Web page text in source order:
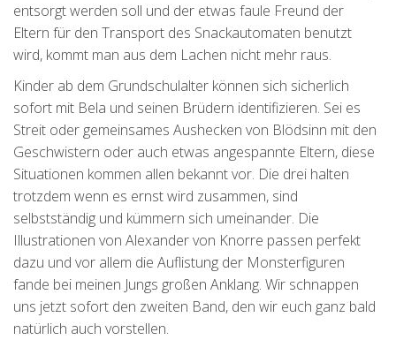
entsorgt werden soll und der etwas faule Freund der
Eltern für den Transport des Snackautomaten benutzt
wird, kommt man aus dem Lachen nicht mehr raus.
Kinder ab dem Grundschulalter können sich sicherlich
sofort mit Bela und seinen Brüdern identifizieren. Sei es
Streit oder gemeinsames Aushecken von Blödsinn mit den
Geschwistern oder auch etwas angespannte Eltern, diese
Situationen kommen allen bekannt vor. Die drei halten
trotzdem wenn es ernst wird zusammen, sind
selbstständig und kümmern sich umeinander. Die
Illustrationen von Alexander von Knorre passen perfekt
dazu und vor allem die Auflistung der Monsterfiguren
fande bei meinen Jungs großen Anklang. Wir schnappen
uns jetzt sofort den zweiten Band, den wir euch ganz bald
natürlich auch vorstellen.